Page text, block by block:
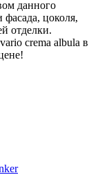
данного
цоколя,
отделки.
crema albula в